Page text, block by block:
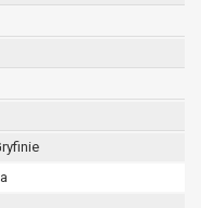
w celu
mogą być
odbiorcom lub
dane
na